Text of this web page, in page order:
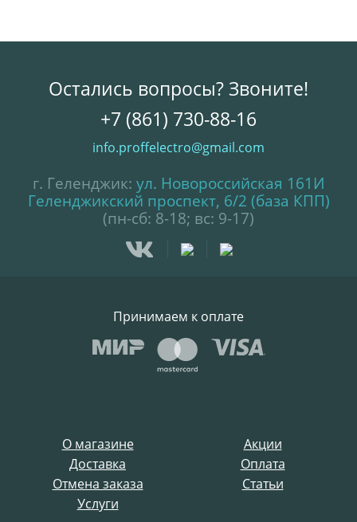
О магазине
Акции
Доставка
Оплата
Отмена заказа
Статьи
Услуги
Остались вопросы? Звоните!
+7 (861) 730-88-16
info.proffelectro@gmail.com
г. Геленджик: ул. Новороссийская 161И
Геленджикский проспект, 6/2 (база КПП)
(пн-сб: 8-18; вс: 9-17)
Принимаем к оплате